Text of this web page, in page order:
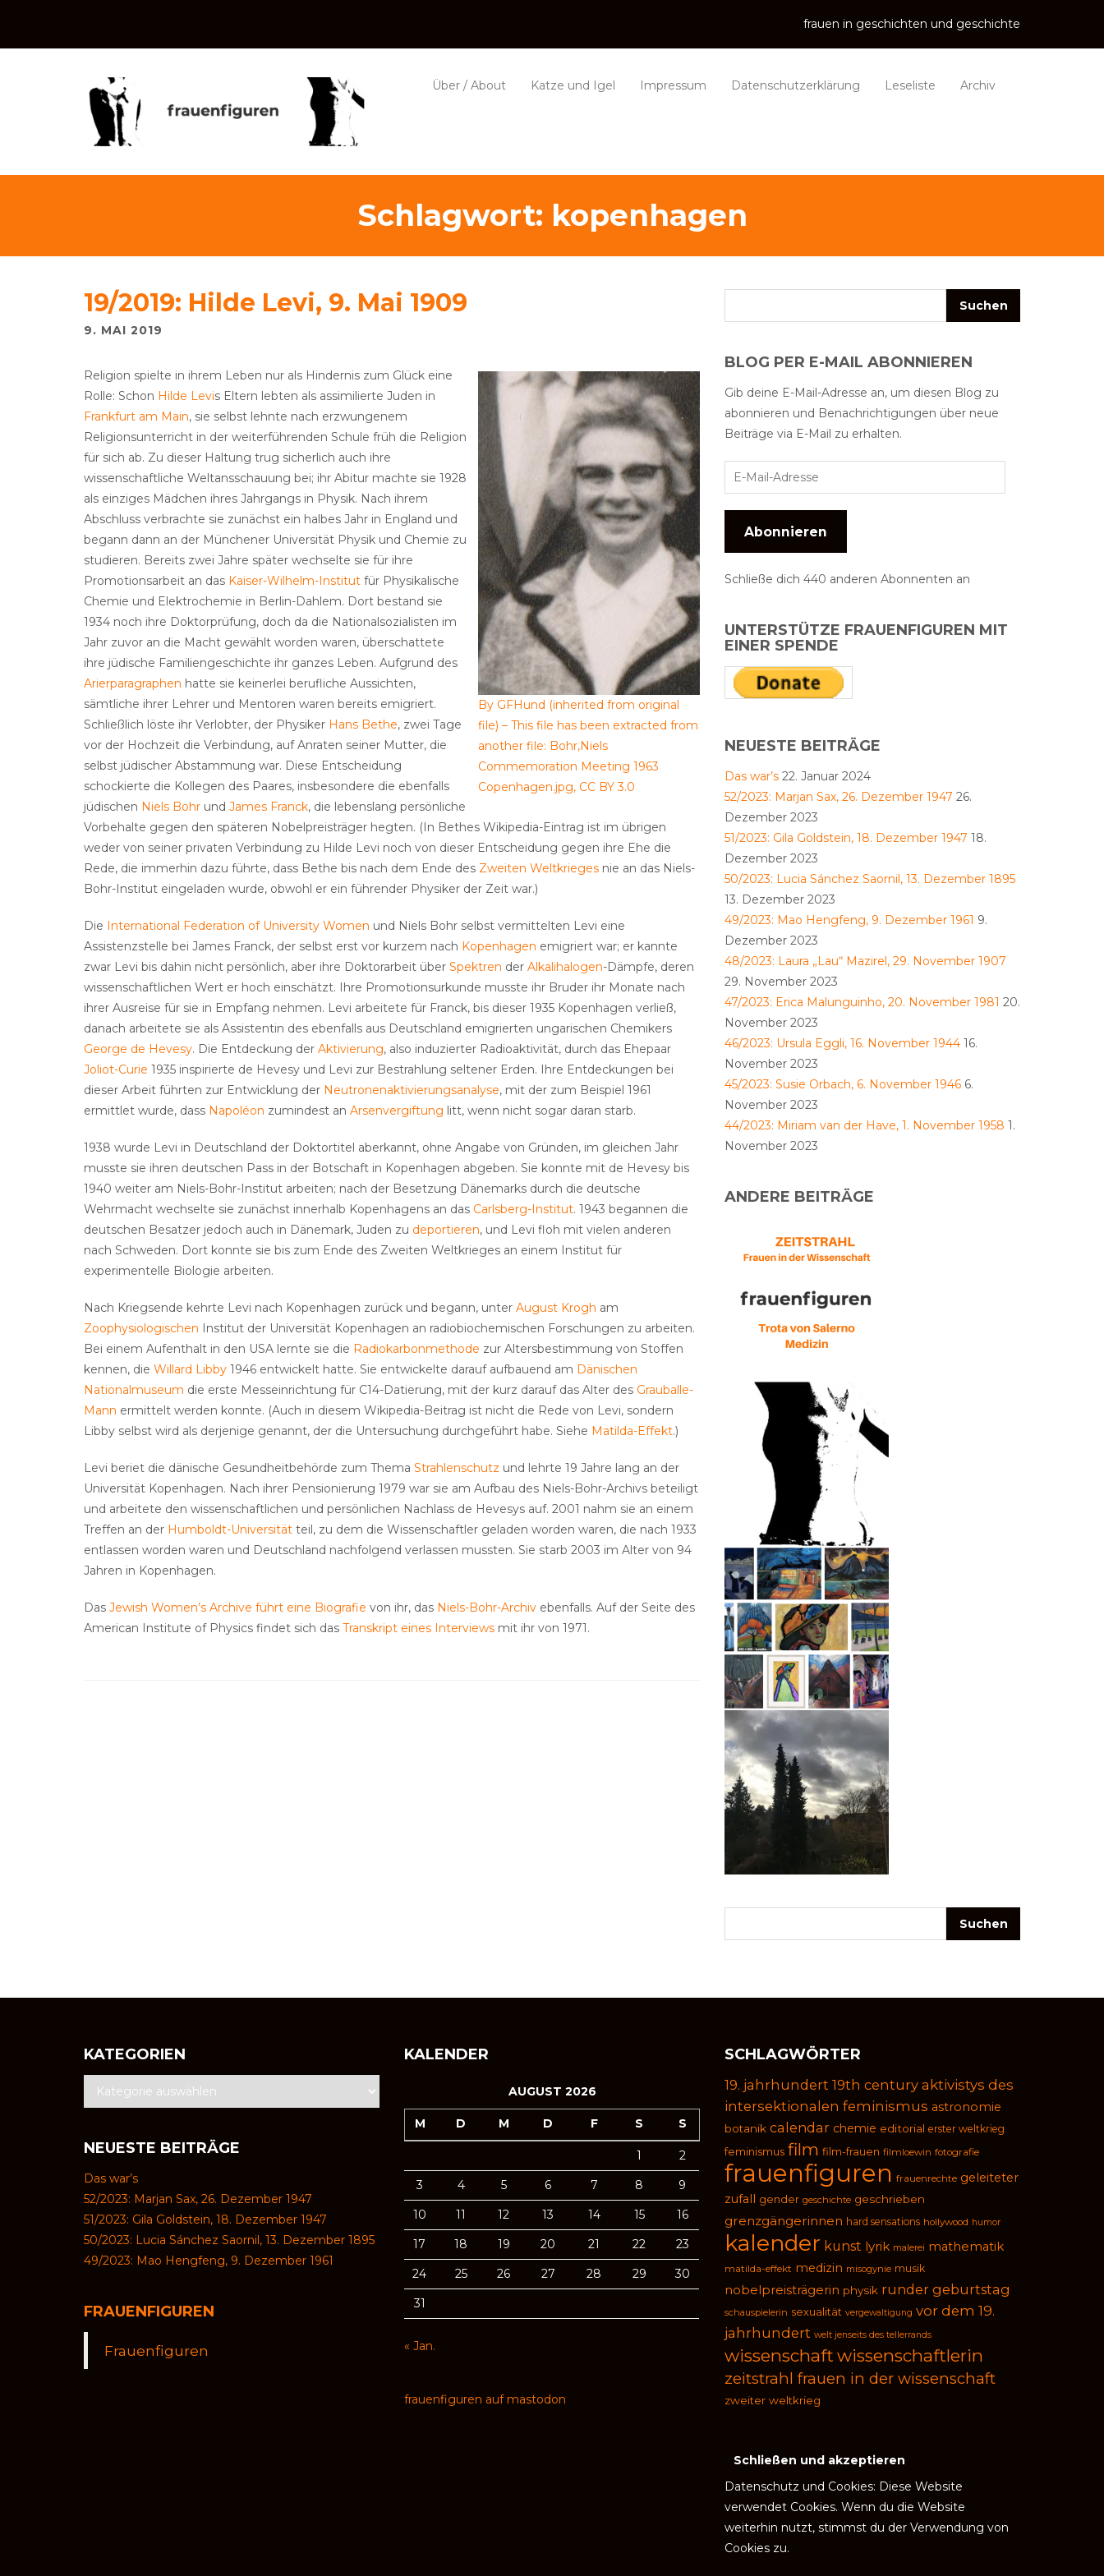
frauen in geschichten und geschichte
Über / About Katze und Igel Impressum Datenschutzerklärung Leseliste Archiv
Schlagwort: kopenhagen
19/2019: Hilde Levi, 9. Mai 1909
9. MAI 2019
By GFHund (inherited from original
file) – This file has been extracted from
another file: Bohr,Niels
Commemoration Meeting 1963
Copenhagen.jpg, CC BY 3.0
Religion spielte in ihrem Leben nur als Hindernis zum Glück eine
Rolle: Schon Hilde Levis Eltern lebten als assimilierte Juden in
Frankfurt am Main, sie selbst lehnte nach erzwungenem
Religionsunterricht in der weiterführenden Schule früh die Religion
für sich ab. Zu dieser Haltung trug sicherlich auch ihre
wissenschaftliche Weltansschauung bei; ihr Abitur machte sie 1928
als einziges Mädchen ihres Jahrgangs in Physik. Nach ihrem
Abschluss verbrachte sie zunächst ein halbes Jahr in England und
begann dann an der Münchener Universität Physik und Chemie zu
studieren. Bereits zwei Jahre später wechselte sie für ihre
Promotionsarbeit an das Kaiser-Wilhelm-Institut für Physikalische
Chemie und Elektrochemie in Berlin-Dahlem. Dort bestand sie
1934 noch ihre Doktorprüfung, doch da die Nationalsozialisten im
Jahr zuvor an die Macht gewählt worden waren, überschattete
ihre jüdische Familiengeschichte ihr ganzes Leben. Aufgrund des
Arierparagraphen hatte sie keinerlei berufliche Aussichten,
sämtliche ihrer Lehrer und Mentoren waren bereits emigriert.
Schließlich löste ihr Verlobter, der Physiker Hans Bethe, zwei Tage
vor der Hochzeit die Verbindung, auf Anraten seiner Mutter, die
selbst jüdischer Abstammung war. Diese Entscheidung
schockierte die Kollegen des Paares, insbesondere die ebenfalls
jüdischen Niels Bohr und James Franck, die lebenslang persönliche
Vorbehalte gegen den späteren Nobelpreisträger hegten. (In Bethes Wikipedia-Eintrag ist im übrigen
weder von seiner privaten Verbindung zu Hilde Levi noch von dieser Entscheidung gegen ihre Ehe die
Rede, die immerhin dazu führte, dass Bethe bis nach dem Ende des Zweiten Weltkrieges nie an das Niels-
Bohr-Institut eingeladen wurde, obwohl er ein führender Physiker der Zeit war.)
Die International Federation of University Women und Niels Bohr selbst vermittelten Levi eine
Assistenzstelle bei James Franck, der selbst erst vor kurzem nach Kopenhagen emigriert war; er kannte
zwar Levi bis dahin nicht persönlich, aber ihre Doktorarbeit über Spektren der Alkalihalogen-Dämpfe, deren
wissenschaftlichen Wert er hoch einschätzt. Ihre Promotionsurkunde musste ihr Bruder ihr Monate nach
ihrer Ausreise für sie in Empfang nehmen. Levi arbeitete für Franck, bis dieser 1935 Kopenhagen verließ,
danach arbeitete sie als Assistentin des ebenfalls aus Deutschland emigrierten ungarischen Chemikers
George de Hevesy. Die Entdeckung der Aktivierung, also induzierter Radioaktivität, durch das Ehepaar
Joliot-Curie 1935 inspirierte de Hevesy und Levi zur Bestrahlung seltener Erden. Ihre Entdeckungen bei
dieser Arbeit führten zur Entwicklung der Neutronenaktivierungsanalyse, mit der zum Beispiel 1961
ermittlet wurde, dass Napoléon zumindest an Arsenvergiftung litt, wenn nicht sogar daran starb.
1938 wurde Levi in Deutschland der Doktortitel aberkannt, ohne Angabe von Gründen, im gleichen Jahr
musste sie ihren deutschen Pass in der Botschaft in Kopenhagen abgeben. Sie konnte mit de Hevesy bis
1940 weiter am Niels-Bohr-Institut arbeiten; nach der Besetzung Dänemarks durch die deutsche
Wehrmacht wechselte sie zunächst innerhalb Kopenhagens an das Carlsberg-Institut. 1943 begannen die
deutschen Besatzer jedoch auch in Dänemark, Juden zu deportieren, und Levi floh mit vielen anderen
nach Schweden. Dort konnte sie bis zum Ende des Zweiten Weltkrieges an einem Institut für
experimentelle Biologie arbeiten.
Nach Kriegsende kehrte Levi nach Kopenhagen zurück und begann, unter August Krogh am
Zoophysiologischen Institut der Universität Kopenhagen an radiobiochemischen Forschungen zu arbeiten.
Bei einem Aufenthalt in den USA lernte sie die Radiokarbonmethode zur Altersbestimmung von Stoffen
kennen, die Willard Libby 1946 entwickelt hatte. Sie entwickelte darauf aufbauend am Dänischen
Nationalmuseum die erste Messeinrichtung für C14-Datierung, mit der kurz darauf das Alter des Grauballe-
Mann ermittelt werden konnte. (Auch in diesem Wikipedia-Beitrag ist nicht die Rede von Levi, sondern
Libby selbst wird als derjenige genannt, der die Untersuchung durchgeführt habe. Siehe Matilda-Effekt.)
Levi beriet die dänische Gesundheitbehörde zum Thema Strahlenschutz und lehrte 19 Jahre lang an der
Universität Kopenhagen. Nach ihrer Pensionierung 1979 war sie am Aufbau des Niels-Bohr-Archivs beteiligt
und arbeitete den wissenschaftlichen und persönlichen Nachlass de Hevesys auf. 2001 nahm sie an einem
Treffen an der Humboldt-Universität teil, zu dem die Wissenschaftler geladen worden waren, die nach 1933
entlassen worden waren und Deutschland nachfolgend verlassen mussten. Sie starb 2003 im Alter von 94
Jahren in Kopenhagen.
Das Jewish Women’s Archive führt eine Biografie von ihr, das Niels-Bohr-Archiv ebenfalls. Auf der Seite des
American Institute of Physics findet sich das Transkript eines Interviews mit ihr von 1971.
BLOG PER E-MAIL ABONNIEREN
Gib deine E-Mail-Adresse an, um diesen Blog zu
abonnieren und Benachrichtigungen über neue
Beiträge via E-Mail zu erhalten.
Abonnieren
Schließe dich 440 anderen Abonnenten an
UNTERSTÜTZE FRAUENFIGUREN MIT
EINER SPENDE
NEUESTE BEITRÄGE
Das war’s 22. Januar 2024
52/2023: Marjan Sax, 26. Dezember 1947 26.
Dezember 2023
51/2023: Gila Goldstein, 18. Dezember 1947 18.
Dezember 2023
50/2023: Lucia Sánchez Saornil, 13. Dezember 1895
13. Dezember 2023
49/2023: Mao Hengfeng, 9. Dezember 1961 9.
Dezember 2023
48/2023: Laura „Lau“ Mazirel, 29. November 1907
29. November 2023
47/2023: Erica Malunguinho, 20. November 1981 20.
November 2023
46/2023: Ursula Eggli, 16. November 1944 16.
November 2023
45/2023: Susie Orbach, 6. November 1946 6.
November 2023
44/2023: Miriam van der Have, 1. November 1958 1.
November 2023
ANDERE BEITRÄGE
KATEGORIEN
NEUESTE BEITRÄGE
Das war’s
52/2023: Marjan Sax, 26. Dezember 1947
51/2023: Gila Goldstein, 18. Dezember 1947
50/2023: Lucia Sánchez Saornil, 13. Dezember 1895
49/2023: Mao Hengfeng, 9. Dezember 1961
FRAUENFIGUREN
Frauenfiguren
KALENDER
AUGUST 2026
M D M D F S S
1
2
3
4 5 6 7 8
9
10
11 12 13 14 15
16
17
18 19 20 21 22
23
24
25 26 27 28 29
30
31
« Jan.
frauenfiguren auf mastodon
SCHLAGWÖRTER
19. jahrhundert 19th century aktivistys des
intersektionalen feminismus astronomie
botanik calendar chemie editorial erster weltkrieg
feminismus film film-frauen filmloewin fotografie
frauenfiguren frauenrechte geleiteter
zufall
gender geschichte geschrieben
grenzgängerinnen hard sensations hollywood humor
kalender kunst lyrik malerei mathematik
matilda-effekt medizin misogynie musik
nobelpreisträgerin physik runder geburtstag
schauspielerin sexualität vergewaltigung vor dem 19.
jahrhundert welt jenseits des tellerrands
wissenschaft wissenschaftlerin
zeitstrahl frauen in der wissenschaft
zweiter weltkrieg
Datenschutz und Cookies: Diese Website
verwendet Cookies. Wenn du die Website
weiterhin nutzt, stimmst du der Verwendung von
Cookies zu.